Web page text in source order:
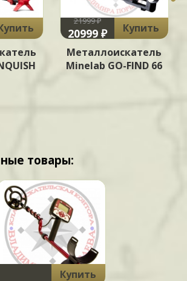
21999 ₽
20999 ₽
Купить
Металлоискатель
Minelab GO-FIND 66
товары:
Купить